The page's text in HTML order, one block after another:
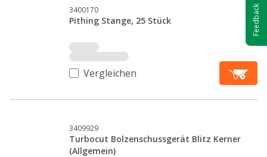
3400170
Pithing Stange, 25 Stück
Vergleichen
3409929
Turbocut Bolzenschussgerät Blitz Kerner
(Allgemein)
Feedback